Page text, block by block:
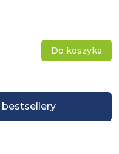
Do koszyka